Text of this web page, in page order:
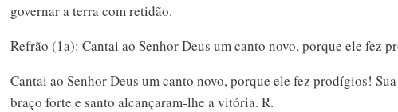
governar a terra com retidão.
Refrão (1a): Cantai ao Senhor Deus um canto novo, porque ele fez
Cantai ao Senhor Deus um canto novo, porque ele fez prodígios! Sua
braço forte e santo alcançaram-lhe a vitória. R.